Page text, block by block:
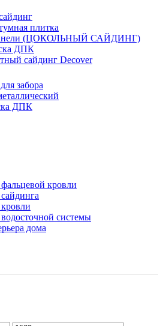
плитка
(ЦОКОЛЬНЫЙ САЙДИНГ)
ДПК
сайдинг Decover
забора
ДПК
кровли
системы
дома